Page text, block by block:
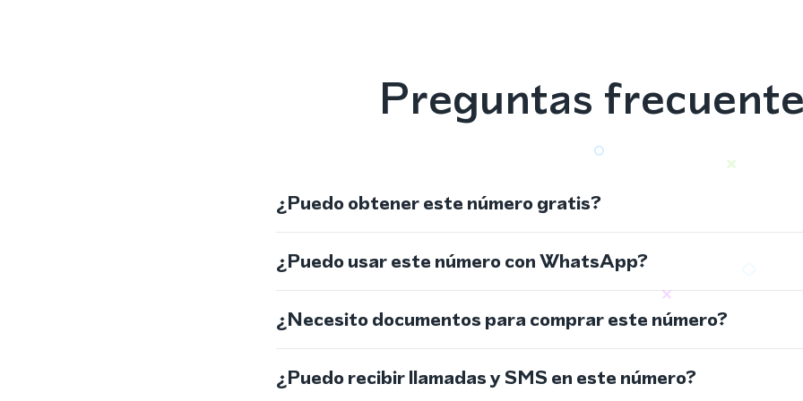
Preguntas
¿Puedo obtener este número gratis?
¿Puedo usar este número con WhatsApp?
¿Necesito documentos para comprar este número?
¿Puedo recibir llamadas y SMS en este número?